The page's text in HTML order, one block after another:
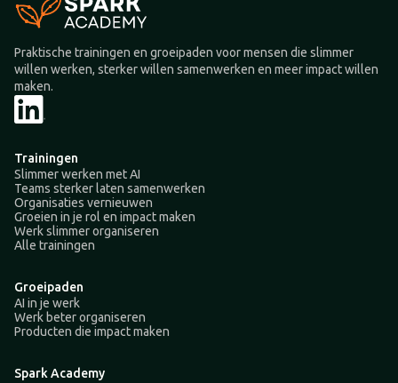
Praktische trainingen en groeipaden voor mensen die slimmer
willen werken, sterker willen samenwerken en meer impact willen
maken.
Trainingen
Slimmer werken met AI
Teams sterker laten samenwerken
Organisaties vernieuwen
Groeien in je rol en impact maken
Werk slimmer organiseren
Alle trainingen
Groeipaden
AI in je werk
Werk beter organiseren
Producten die impact maken
Spark Academy